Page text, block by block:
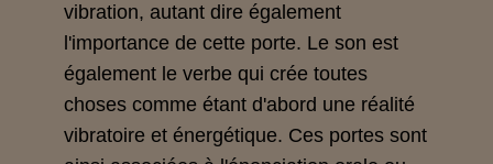
vibration, autant dire également
l'importance de cette porte. Le son est
également le verbe qui crée toutes
choses comme étant d'abord une réalité
vibratoire et énergétique. Ces portes sont